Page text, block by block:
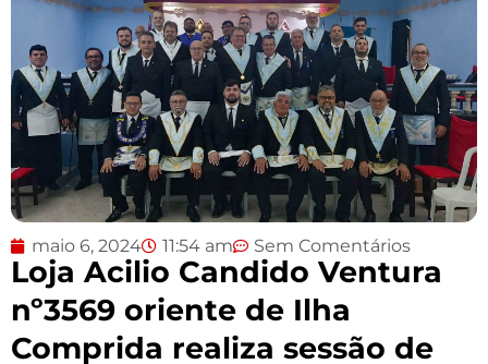
maio 6, 2024 11:54 am Sem Comentários
Loja Acilio Candido Ventura
nº3569 oriente de Ilha
Comprida realiza sessão de